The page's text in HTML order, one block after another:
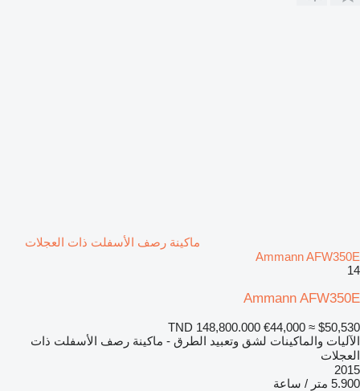
ماكينة رصف الأسفلت ذات العجلات
Ammann AFW350E
14
Ammann AFW350E
TND 148,800.000 €44,000 ≈ $50,530
الآليات والماكينات لشق وتعبيد الطرق - ماكينة رصف الأسفلت ذات
العجلات
2015
5.900 متر / ساعة